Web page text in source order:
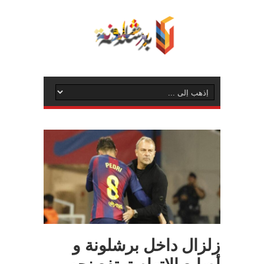
زلزال داخل برشلونة و